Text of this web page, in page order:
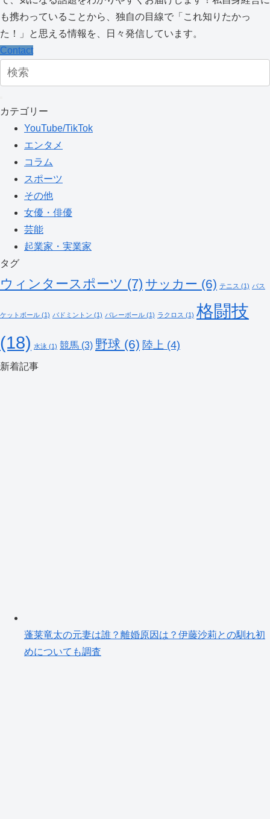
も携わっていることから、独自の目線で「これ知りたかっ
た！」と思える情報を、日々発信しています。
Contact
カテゴリー
YouTube/TikTok
エンタメ
コラム
スポーツ
その他
女優・俳優
芸能
起業家・実業家
タグ
ウィンタースポーツ (7) サッカー (6) テニス (1) バス
ケットボール (1) バドミントン (1) バレーボール (1) ラクロス (1) 格闘技
(18) 水泳 (1) 競馬 (3) 野球 (6) 陸上 (4)
新着記事
蓬莱竜太の元妻は誰？離婚原因は？伊藤沙莉との馴れ初
めについても調査